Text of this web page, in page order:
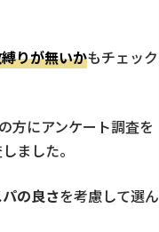
りが無いかもチェック
方にアンケート調査を
ました。
の良さを考慮して選ん